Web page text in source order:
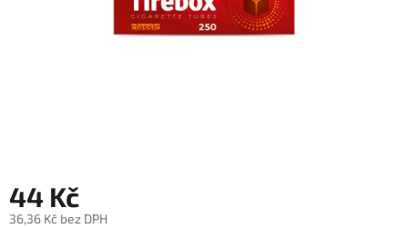
44 Kč
36,36 Kč bez DPH